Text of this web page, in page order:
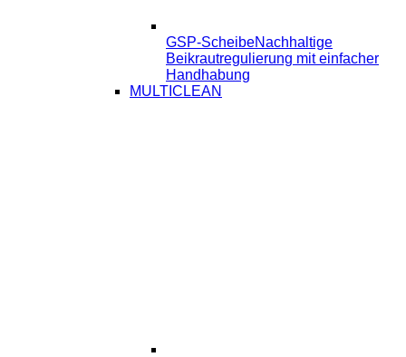
GSP-ScheibeNachhaltige
Beikrautregulierung mit einfacher
Handhabung
MULTICLEAN